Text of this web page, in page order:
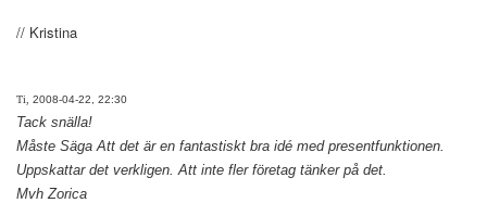
// Kristina
Ti, 2008-04-22, 22:30
Tack snälla!
Måste Säga Att det är en fantastiskt bra idé med presentfunktionen.
Uppskattar det verkligen. Att inte fler företag tänker på det.
Mvh Zorica